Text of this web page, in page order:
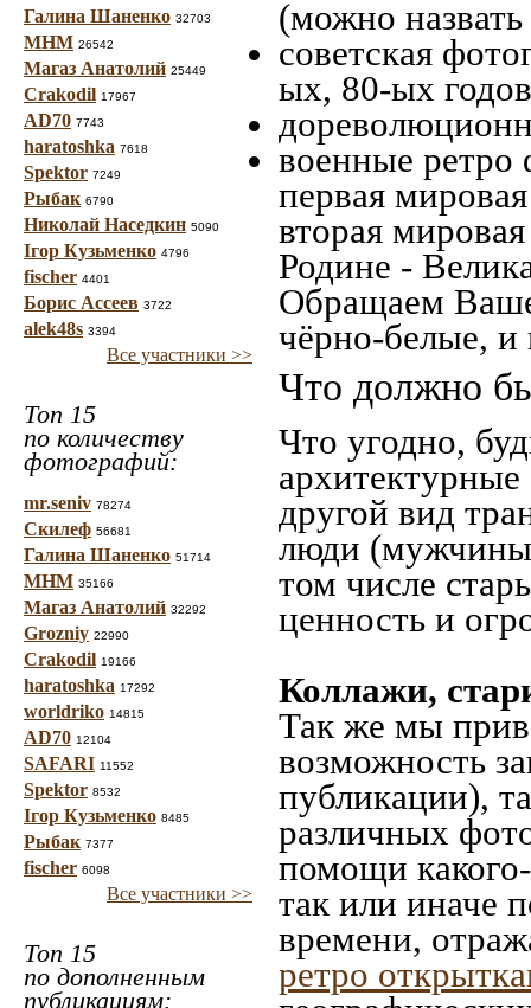
Галина Шаненко 32703
МНМ 26542
Магаз Анатолий 25449
Crakodil 17967
AD70 7743
haratoshka 7618
Spektor 7249
Рыбак 6790
Николай Наседкин 5090
Ігор Кузьменко 4796
fischer 4401
Борис Ассеев 3722
alek48s 3394
Все участники >>
Топ 15
по количеству
фотографий:
mr.seniv 78274
Скилеф 56681
Галина Шаненко 51714
МНМ 35166
Магаз Анатолий 32292
Grozniy 22990
Crakodil 19166
haratoshka 17292
worldriko 14815
AD70 12104
SAFARI 11552
Spektor 8532
Ігор Кузьменко 8485
Рыбак 7377
fischer 6098
Все участники >>
Топ 15
по дополненным
публикациям:
(можно
советская
ых, 80-ых
военные ретро
первая
вторая
Родине -
Обращаем
чёрно-белые, и
Что должно
Что угодно,
другой вид
люди
том числе
ценность и
Коллажи,
Так же мы
возможность
публикации),
различных
помощи
так или иначе
времени,
ретро